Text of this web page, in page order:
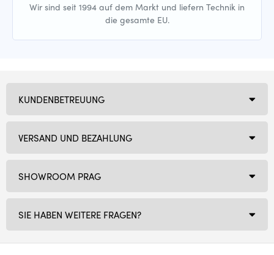
Wir sind seit 1994 auf dem Markt und liefern Technik in
die gesamte EU.
SHOWROOM PRAG
SIE HABEN WEITERE FRAGEN?
KUNDENBETREUUNG
VERSAND UND BEZAHLUNG